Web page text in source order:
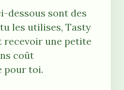
dessous sont des
les utilises, Tasty
recevoir une petite
coût
pour toi.